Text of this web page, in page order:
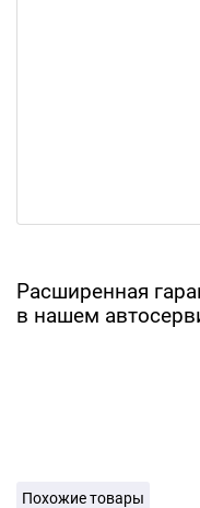
Расширенная
в нашем
Похожие товары